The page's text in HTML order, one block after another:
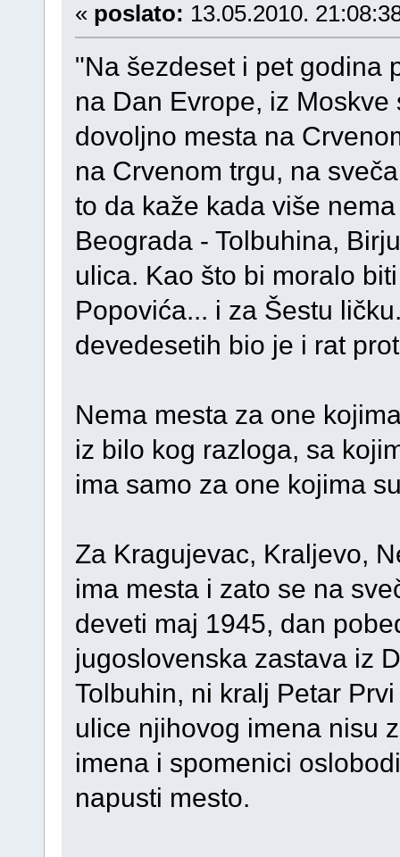
« poslato: 13.05.2010.
"Na šezdeset i pet godina
na Dan Evrope, iz
dovoljno mesta na
na Crvenom trgu, na
to da kaže kada više
Beograda - Tolbuhina,
ulica. Kao što bi moralo
Popovića... i za Šestu
devedesetih bio je i rat
Nema mesta za one
iz bilo kog razloga, sa
ima samo za one kojima
Za Kragujevac, Kraljevo,
ima mesta i zato se na
deveti maj 1945, dan
jugoslovenska zastava iz
Tolbuhin, ni kralj Petar
ulice njihovog imena nisu
imena i spomenici
napusti mesto.